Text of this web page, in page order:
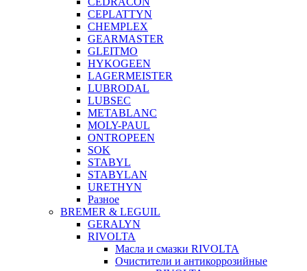
CEPLATTYN
CHEMPLEX
GEARMASTER
GLEITMO
HYKOGEEN
LAGERMEISTER
LUBRODAL
LUBSEC
METABLANC
MOLY-PAUL
ONTROPEEN
SOK
STABYL
STABYLAN
URETHYN
Разное
BREMER & LEGUIL
GERALYN
RIVOLTA
Масла и смазки RIVOLTA
Очистители и антикоррозийные